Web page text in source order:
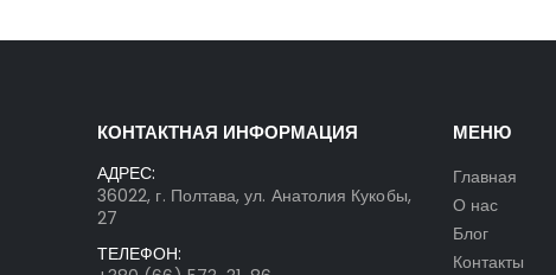
КОНТАКТНАЯ ИНФОРМАЦИЯ
АДРЕС:
36022, г. Полтава, ул. Анатолия Кукобы,
27
ТЕЛЕФОН:
МЕНЮ
Главная
О нас
Блог
Контакты